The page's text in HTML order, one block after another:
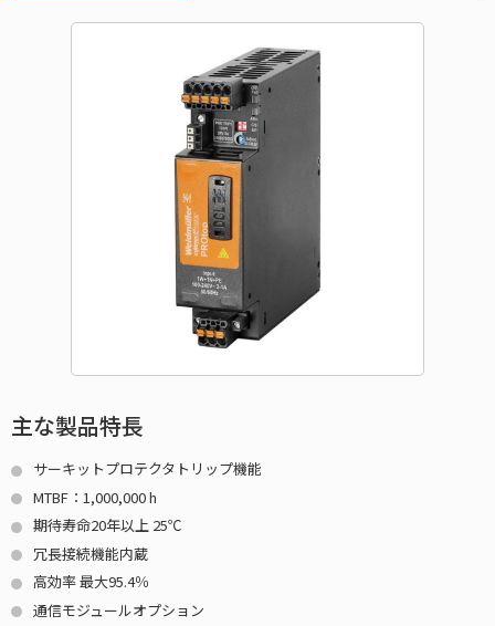
主な製品特長
サーキットプロテクタトリップ機能
MTBF：1,000,000 h
期待寿命20年以上 25℃
冗長接続機能内蔵
高効率 最大95.4％
通信モジュールオプション